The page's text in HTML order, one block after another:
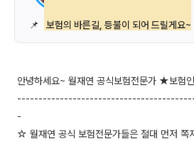
📌 보험의 바른길, 등불이 되어 드릴게요~
안녕하세요~ 월재연 공식보험전문가 ★보험
-
☆ 월재연 공식 보험전문가들은 절대 먼저 쪽